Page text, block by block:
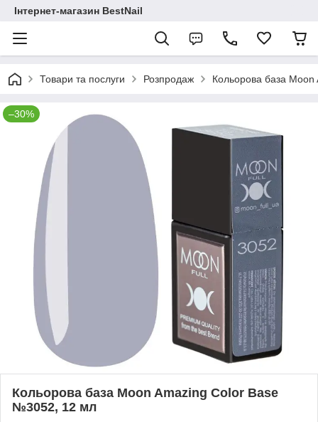
Інтернет-магазин BestNail
Товари та послуги Розпродаж Кольорова база
–30%
Кольорова база Moon Amazing Color Base
№3052, 12 мл